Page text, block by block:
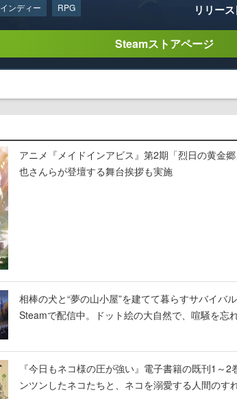
インディー RPG リリー
Steamストアページ
アニメ『メイドインアビス』第2期「烈日の黄金
也さんらが登壇する舞台挨拶も実施
相棒の犬と“夢の山小屋”を建てて暮らすサバイバ
Steamで配信中。ドット絵の大自然で、喧騒を忘
『今日もネコ様の圧が強い』電子書籍の既刊1～
ンツンしたネコたちと、ネコを溺愛する人間のす